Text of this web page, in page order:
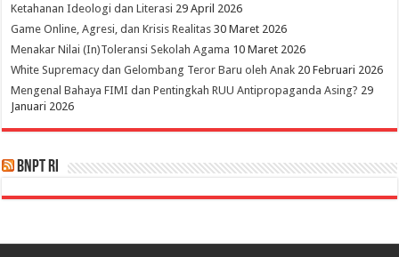
Ketahanan Ideologi dan Literasi 29 April 2026
Game Online, Agresi, dan Krisis Realitas 30 Maret 2026
Menakar Nilai (In)Toleransi Sekolah Agama 10 Maret 2026
White Supremacy dan Gelombang Teror Baru oleh Anak 20 Februari 2026
Mengenal Bahaya FIMI dan Pentingkah RUU Antipropaganda Asing? 29
Januari 2026
BNPT RI